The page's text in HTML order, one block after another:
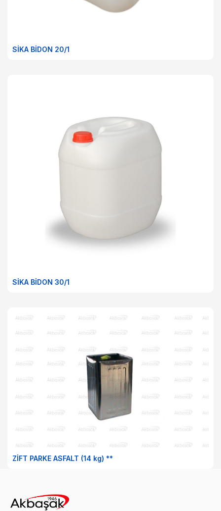
SİKA BİDON 20/1
SİKA BİDON 30/1
ZİFT PARKE ASFALT (14 kg) **